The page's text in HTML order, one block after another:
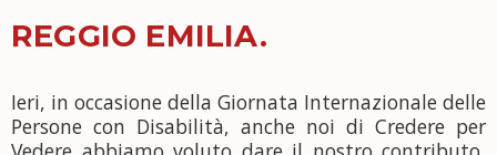
REGGIO EMILIA.
Ieri, in occasione della Giornata Internazionale delle
Persone con Disabilità, anche noi di Credere per